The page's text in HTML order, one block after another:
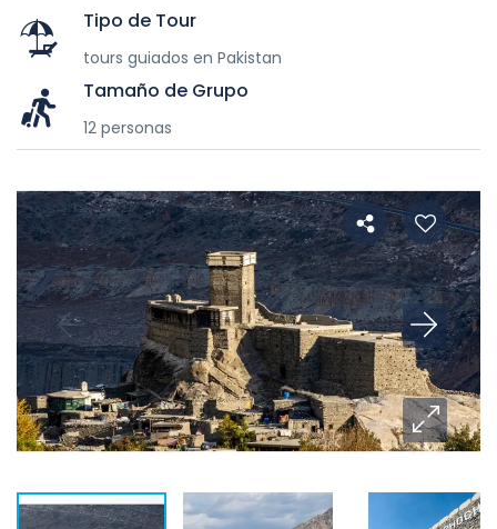
Tipo de Tour
tours guiados en Pakistan
Tamaño de Grupo
12 personas